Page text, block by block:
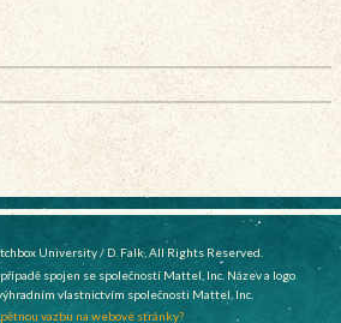
University / D. Falk, All Rights Reserved.
spojen se společností Mattel, Inc. Název a logo
vlastnictvím společnosti Mattel, Inc.
vazbu na webové stránky?